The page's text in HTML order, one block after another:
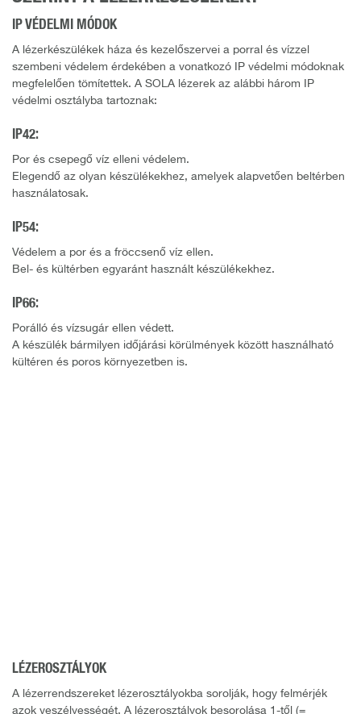
IP VÉDELMI MÓDOK
A lézerkészülékek háza és kezelőszervei a porral és vízzel
szembeni védelem érdekében a vonatkozó IP védelmi módoknak
megfelelően tömítettek. A SOLA lézerek az alábbi három IP
védelmi osztályba tartoznak:
IP42:
Por és csepegő víz elleni védelem.
Elegendő az olyan készülékekhez, amelyek alapvetően beltérben
használatosak.
IP54:
Védelem a por és a fröccsenő víz ellen.
Bel- és kültérben egyaránt használt készülékekhez.
IP66:
Porálló és vízsugár ellen védett.
A készülék bármilyen időjárási körülmények között használható
kültéren és poros környezetben is.
LÉZEROSZTÁLYOK
A lézerrendszereket lézerosztályokba sorolják, hogy felmérjék
azok veszélyességét. A lézerosztályok besorolása 1-től (=